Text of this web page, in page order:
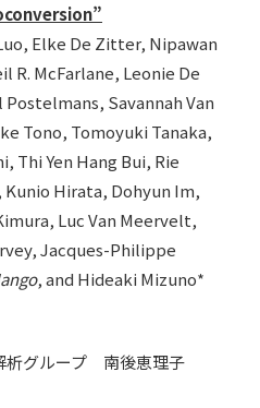
Elke De Zitter, Nipawan
R. McFarlane, Leonie De
Savannah Van
Tono, Tomoyuki Tanaka,
Thi Yen Hang Bui, Rie
Kunio Hirata, Dohyun Im,
Luc Van Meervelt,
Jacques-Philippe
, and Hideaki Mizuno*
析グループ 南後恵理子